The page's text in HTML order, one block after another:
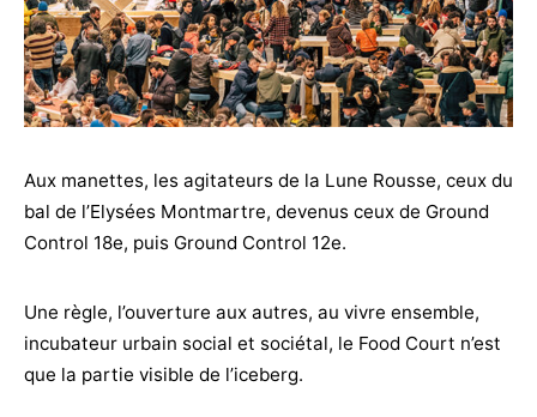
Aux manettes, les agitateurs de la Lune Rousse, ceux du
bal de l’Elysées Montmartre, devenus ceux de Ground
Control 18e, puis Ground Control 12e.
Une règle, l’ouverture aux autres, au vivre ensemble,
incubateur urbain social et sociétal, le Food Court n’est
que la partie visible de l’iceberg.